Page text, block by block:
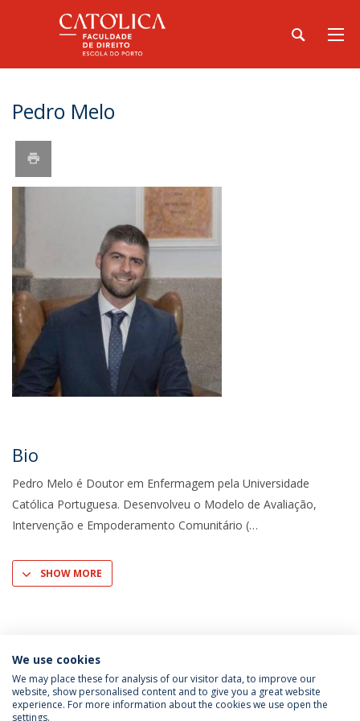
Pedro Melo
Bio
Pedro Melo é Doutor em Enfermagem pela Universidade
Católica Portuguesa. Desenvolveu o Modelo de Avaliação,
Intervenção e Empoderamento Comunitário (
SHOW MORE
Política de Privacidade
Termos & Condições
We use cookies
We may place these for analysis of our visitor data, to improve our
website, show personalised content and to give you a great website
experience. For more information about the cookies we use open the
settings.